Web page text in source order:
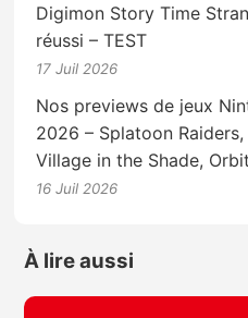
Digimon Story Time
réussi – TEST
17 Juil 2026
Nos previews de jeux
2026 – Splatoon
Village in the Shade,
16 Juil 2026
À lire aussi